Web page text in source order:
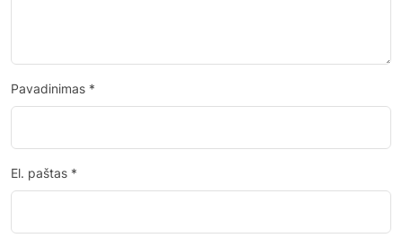
Pavadinimas *
El. paštas *